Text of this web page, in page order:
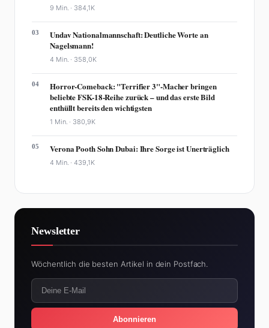
9 Min. · 384,1K
03
Undav Nationalmannschaft: Deutliche Worte an
Nagelsmann!
4 Min. · 358,0K
04
Horror-Comeback: "Terrifier 3"-Macher bringen
beliebte FSK-18-Reihe zurück – und das erste Bild
enthüllt bereits den wichtigsten
1 Min. · 380,9K
05 Verona Pooth Sohn Dubai: Ihre Sorge ist Unerträglich
4 Min. ·439,1K
Newsletter
Wöchentlich die besten Artikel in dein Postfach.
Abonnieren